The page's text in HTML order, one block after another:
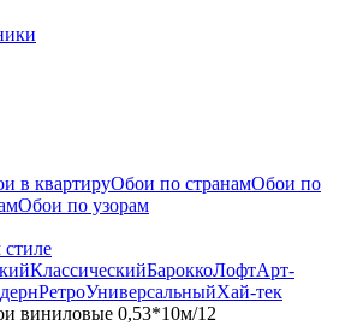
в квартируОбои по странамОбои по
Обои по узорам
КлассическийБароккоЛофтАрт-
РетроУниверсальныйХай-тек
виниловые 0,53*10м/12